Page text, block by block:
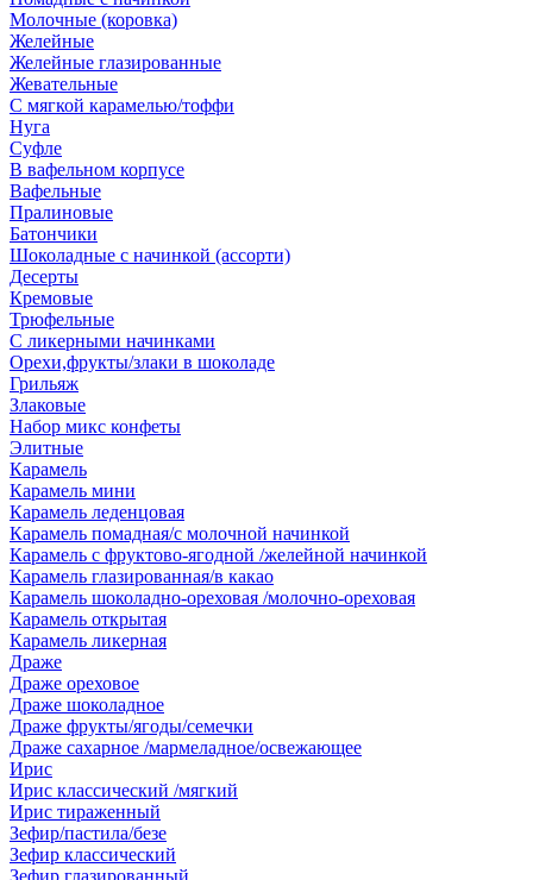
Молочные (коровка)
Желейные
Желейные глазированные
Жевательные
С мягкой карамелью/тоффи
Нуга
Суфле
В вафельном корпусе
Вафельные
Пралиновые
Батончики
Шоколадные с начинкой (ассорти)
Десерты
Кремовые
Трюфельные
С ликерными начинками
Орехи,фрукты/злаки в шоколаде
Грильяж
Злаковые
Набор микс конфеты
Элитные
Карамель
Карамель мини
Карамель леденцовая
Карамель помадная/с молочной начинкой
Карамель с фруктово-ягодной /желейной начинкой
Карамель глазированная/в какао
Карамель шоколадно-ореховая /молочно-ореховая
Карамель открытая
Карамель ликерная
Драже
Драже ореховое
Драже шоколадное
Драже фрукты/ягоды/семечки
Драже сахарное /мармеладное/освежающее
Ирис
Ирис классический /мягкий
Ирис тираженный
Зефир/пастила/безе
Зефир классический
Зефир глазированный